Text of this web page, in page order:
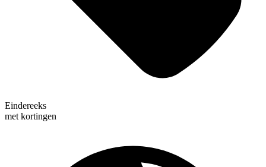
Eindereeks
met kortingen